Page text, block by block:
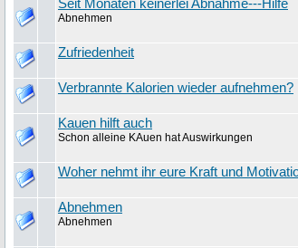
Seit Monaten keinerlei Abnahme---Hilfe
Abnehmen
Zufriedenheit
Verbrannte Kalorien wieder aufnehmen?
Kauen hilft auch
Schon alleine KAuen hat Auswirkungen
Woher nehmt ihr eure Kraft und
Abnehmen
Abnehmen